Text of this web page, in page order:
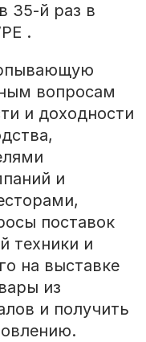
35-й раз в
.
вопросам
и доходности
и
поставок
техники и
на выставке
из
и получить